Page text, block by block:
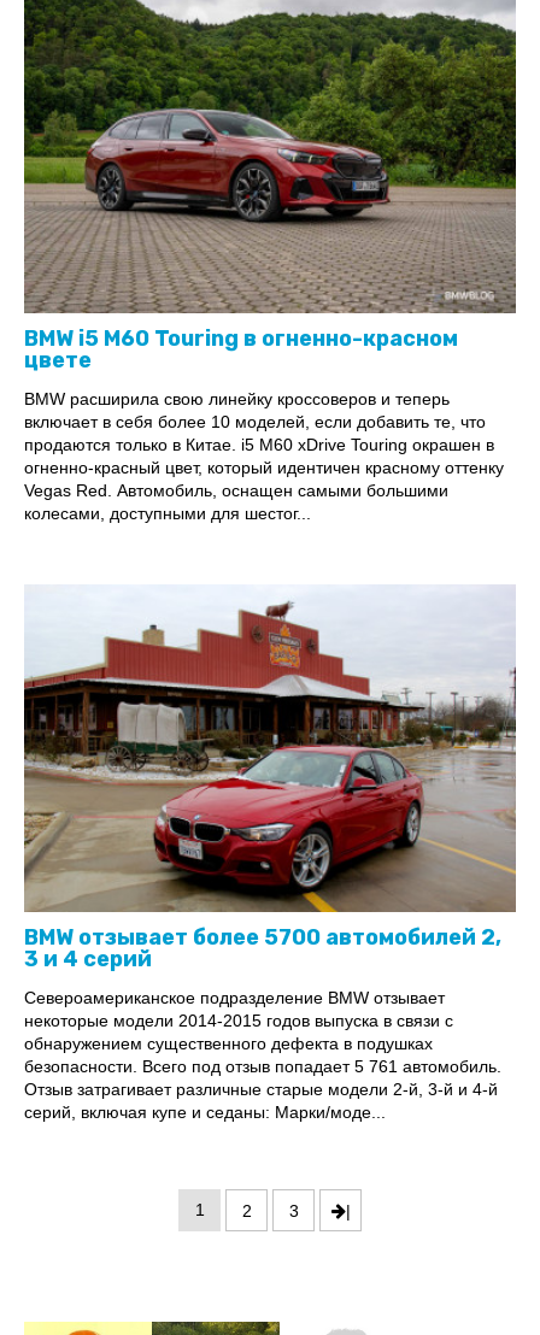
BMW i5 M60 Touring в огненно-красном
цвете
BMW расширила свою линейку кроссоверов и теперь
включает в себя более 10 моделей, если добавить те, что
продаются только в Китае. i5 M60 xDrive Touring окрашен в
огненно-красный цвет, который идентичен красному оттенку
Vegas Red. Автомобиль, оснащен самыми большими
колесами, доступными для шестог...
BMW отзывает более 5700 автомобилей 2,
3 и 4 серий
Североамериканское подразделение BMW отзывает
некоторые модели 2014-2015 годов выпуска в связи с
обнаружением существенного дефекта в подушках
безопасности. Всего под отзыв попадает 5 761 автомобиль.
Отзыв затрагивает различные старые модели 2-й, 3-й и 4-й
серий, включая купе и седаны: Марки/моде...
1 2 3 |